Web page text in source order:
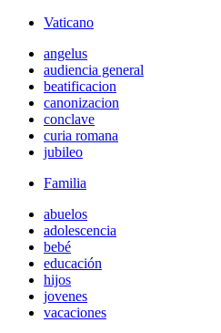
Vaticano
angelus
audiencia general
beatificacion
canonizacion
conclave
curia romana
jubileo
Familia
abuelos
adolescencia
bebé
educación
hijos
jovenes
vacaciones